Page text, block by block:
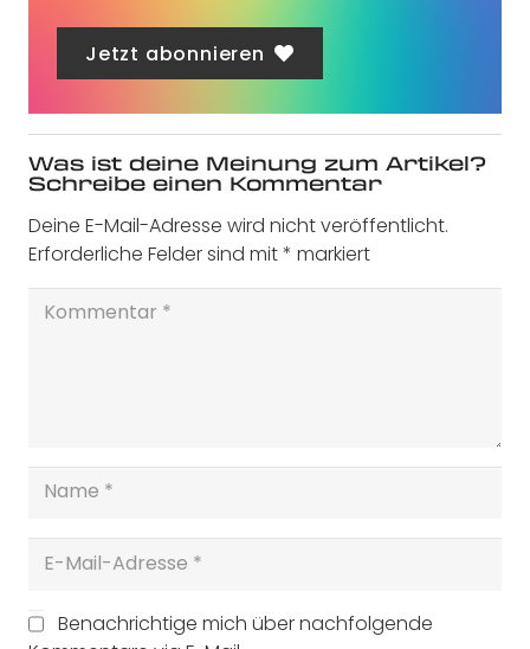
Jetzt abonnieren
Was ist deine Meinung zum Artikel?
Schreibe einen Kommentar
Deine E-Mail-Adresse wird nicht veröffentlicht.
Erforderliche Felder sind mit* markiert
Benachrichtige mich über nachfolgende